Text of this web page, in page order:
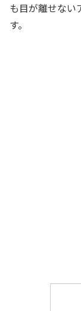
も目が離せない
す。